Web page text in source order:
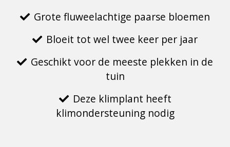
Grote fluweelachtige paarse bloemen
Bloeit tot wel twee keer per jaar
Geschikt voor de meeste plekken in de
tuin
Deze klimplant heeft
klimondersteuning nodig